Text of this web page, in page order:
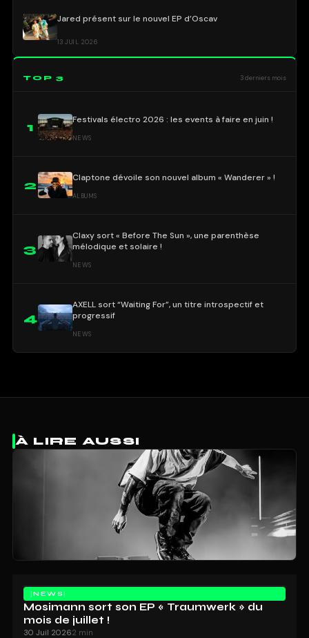
Jared présent sur le nouvel EP d’Oscav
13 JUIL 2026
TOP 3 3 derniers mois
1
Festivals électro 2026 : les events à faire en juin !
NEWS
2
Claptone dévoile son nouvel album « Wanderer » !
ALBUMS
3
Claxy sort « Before The Sun », une parenthèse
mélodique et solaire !
NEWS
4
AXELL sort “Waiting For”, un titre introspectif et
progressif
NEWS
À LIRE AUSSI
NEWS
Mosimann sort son EP « Traumwerk » du
mois de juillet !
30 Juil 20262 min